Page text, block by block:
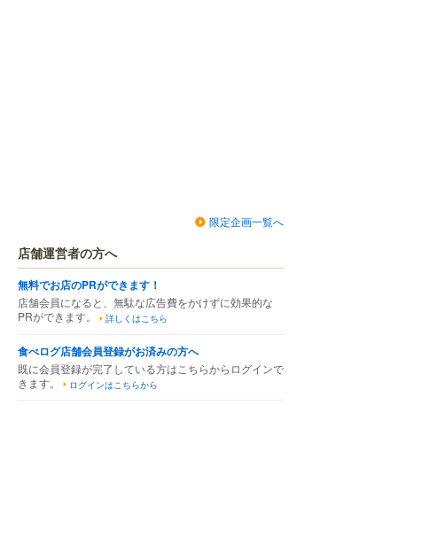
限定企画一覧へ
店舗運営者の方へ
無料でお店のPRができます！
店舗会員になると、無駄な広告費をかけずに効果的な
PRができます。
詳しくはこちら
食べログ店舗会員登録がお済みの方へ
既に会員登録が完了している方はこちらからログインで
きます。
ログインはこちらから